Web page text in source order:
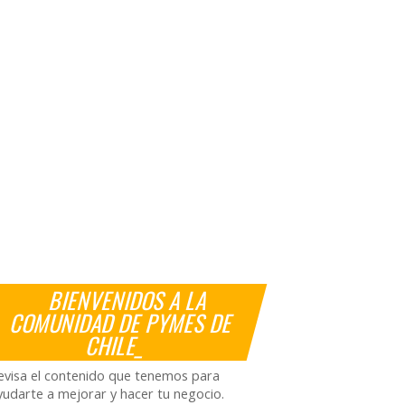
BIENVENIDOS A LA
COMUNIDAD DE PYMES DE
CHILE_
el contenido que tenemos para
a mejorar y hacer tu negocio.